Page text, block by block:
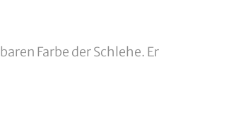
Farbe der Schlehe. Er